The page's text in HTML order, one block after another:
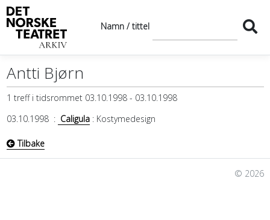
Namn / tittel
Antti Bjørn
1 treff i tidsrommet 03.10.1998 - 03.10.1998
03.10.1998: Caligula: Kostymedesign
Tilbake
© 2026